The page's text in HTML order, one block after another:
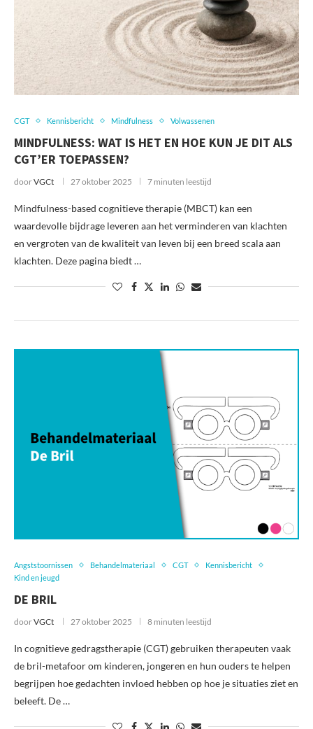
CGT Kennisbericht Mindfulness Volwassenen
MINDFULNESS: WAT IS HET EN HOE KUN JE DIT ALS
CGT’ER TOEPASSEN?
doorVGCt 27 oktober 2025 7 minuten leestijd
Mindfulness-based cognitieve therapie (MBCT) kan een
waardevolle bijdrage leveren aan het verminderen van klachten
en vergroten van de kwaliteit van leven bij een breed scala aan
klachten. Deze pagina biedt …
Angststoornissen Behandelmateriaal CGT
Kennisbericht
Kind en jeugd
DE BRIL
doorVGCt 27 oktober 2025 8 minuten leestijd
In cognitieve gedragstherapie (CGT) gebruiken therapeuten vaak
de bril-metafoor om kinderen, jongeren en hun ouders te helpen
begrijpen hoe gedachten invloed hebben op hoe je situaties ziet en
beleeft. De …